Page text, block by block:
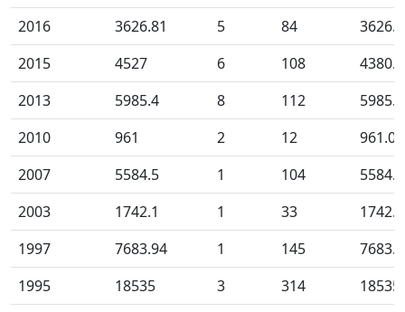
2016
3626.81 5 84
2015
4527 6 108
2013
5985.4 8 112
2010
961 2 12
961.00
2007
5584.5 1 104
2003
1742.1 1 33
1997
7683.94 1 145
1995
18535 3 314